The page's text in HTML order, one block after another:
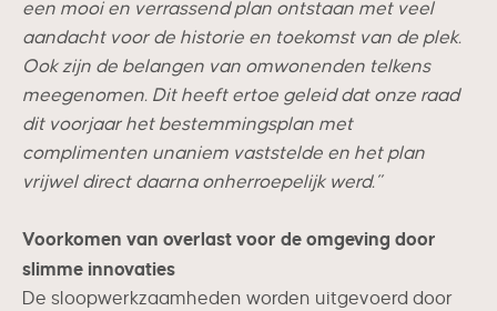
een mooi en verrassend plan ontstaan met veel
aandacht voor de historie en toekomst van de plek.
Ook zijn de belangen van omwonenden telkens
meegenomen. Dit heeft ertoe geleid dat onze raad
dit voorjaar het bestemmingsplan met
complimenten unaniem vaststelde en het plan
vrijwel direct daarna onherroepelijk werd.”
Voorkomen van overlast voor de omgeving door
slimme innovaties
De sloopwerkzaamheden worden uitgevoerd door